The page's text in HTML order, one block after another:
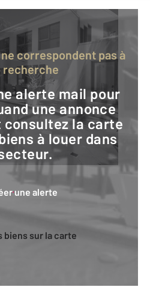
recherche
une annonce
consultez la carte
à louer dans
une alerte
biens sur la carte